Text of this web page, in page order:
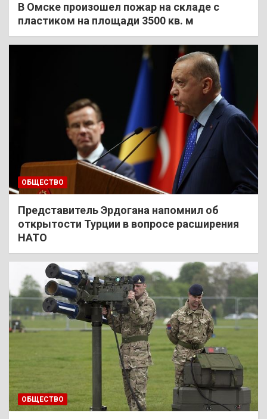
В Омске произошел пожар на складе с
пластиком на площади 3500 кв. м
ОБЩЕСТВО
Представитель Эрдогана напомнил об
открытости Турции в вопросе расширения
НАТО
ОБЩЕСТВО